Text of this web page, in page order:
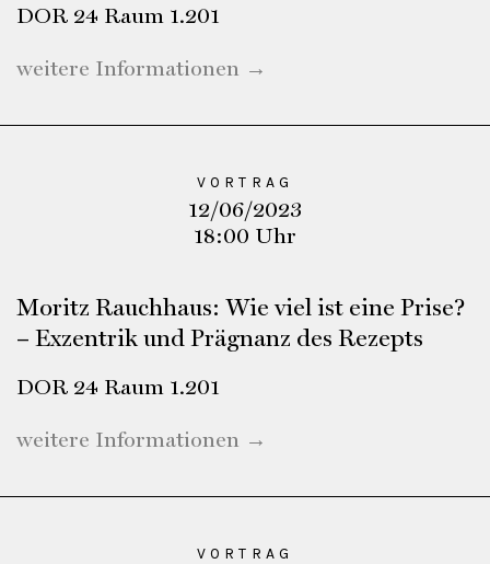
DOR 24 Raum 1.201
weitere Informationen →
VORTRAG
12/06/2023
18:00 Uhr
Moritz Rauchhaus: Wie viel ist eine Prise?
– Exzentrik und Prägnanz des Rezepts
DOR 24 Raum 1.201
weitere Informationen →
VORTRAG